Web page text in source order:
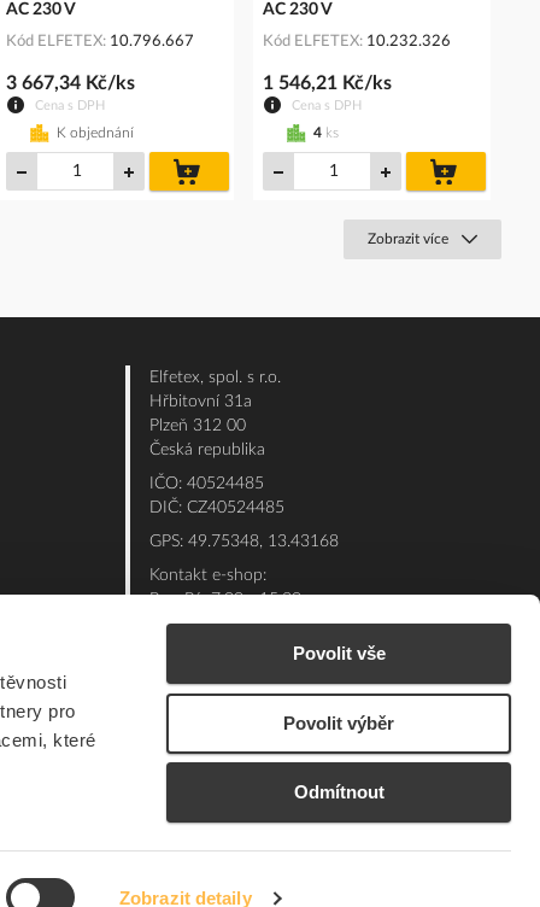
pro
které
Zobrazit detaily
Povolit vše
Povolit výběr
Odmítnout
AC 230 V
Kód ELFETEX 10.796.667
Cena s DPH
3 667,34 Kč/ks
K objednání
košíku
AC 230 V
Kód ELFETEX 10.232.326
Cena s DPH
1 546,21 Kč/ks
4 ks
košíku
Zobrazit více
Elfetex, spol. s r.o.
Hřbitovní 31a
Plzeň 312 00
Česká republika
IČO: 40524485
DIČ: CZ40524485
GPS: 49.75348, 13.43168
Kontakt e-shop:
Po - Pá: 7:00 - 15:30
E-mail:eshop@elfetex.cz